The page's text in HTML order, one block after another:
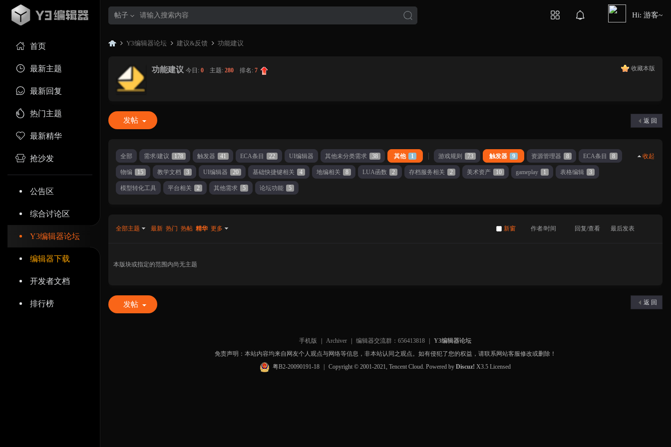
首页
最新主题
最新回复
热门主题
最新精华
抢沙发
公告区
综合讨论区
Y3编辑器论坛
编辑器下载
开发者文档
排行榜
帖子 Hi: 游客~
»
Y3编辑器论坛 建议&反馈 功能建议
收藏本版
功能建议 今日:0 主题:280 排名:7
返 回
发帖
收起
全部 需求/建议 178 触发器 41 ECA条目 22 UI编辑器 其他未分类需求 38 其他 1 游戏规则 73 触发器 9 资源管理器 8 ECA条目 8
物编 15 教学文档 3 UI编辑器 20 基础快捷键相关 4 地编相关 8 LUA函数 2 存档服务相关 2 美术资产 10 gameplay 1 表格编辑 3
模型转化工具 平台相关 2 其他需求 5 论坛功能 5
新窗
全部主题 最新 热门 热帖 精华 更多 作者/时间 回复/查看 最后发表
本版块或指定的范围内尚无主题
返 回
发帖
手机版 Archiver 编辑器交流群：656413818
Y3编辑器论坛
免责声明：本站内容均来自网友个人观点与网络等信息，非本站认同之观点。如有侵犯了您的权益，请联系网站客服修改或删除！
粤B2-20090191-18
Copyright © 2001-2021, Tencent Cloud. Powered byDiscuz! X3.5 Licensed